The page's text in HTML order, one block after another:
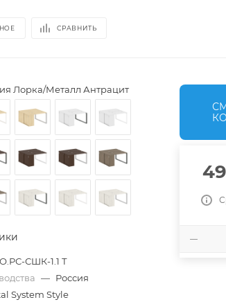
СРАВНИТЬ
Лорка/Металл Антрацит
СШК-1.1 Т
— Россия
System Style